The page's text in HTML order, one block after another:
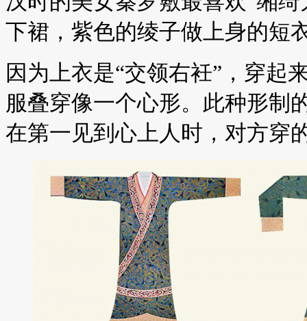
下裙，紫色的绫子做上身的短
因为上衣是“交领右衽”，穿起
服叠穿像一个心形。此种形制
在第一见到心上人时，对方穿